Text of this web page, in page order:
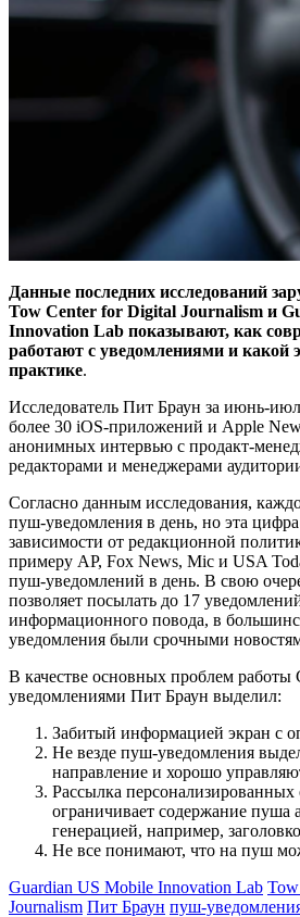
Данные последних исследований
Tow Center for Digital Journalism и
Innovation Lab показывают, как
работают с уведомлениями и какой
практике.
Исследователь Пит Браун за июнь-
более 30 iOS-приложений и Apple
анонимных интервью с продакт-
редакторами и менеджерами
Согласно данным исследования,
пуш-уведомления в день, но эта цифра
зависимости от редакционной
примеру AP, Fox News, Mic и USA
пуш-уведомлений в день. В свою
позволяет посылать до 17
информационного повода, в
уведомления были срочными
В качестве основных проблем
уведомлениями Пит Браун выделил:
Забитый информацией экран с
Не везде пуш-уведомления
направление и хорошо
Рассылка
ограничивает содержание пуша
генерацией, например,
Не все понимают, что на пуш
Guardian US Mobile Innovation Lab
Journalism Пит Браун пуш-